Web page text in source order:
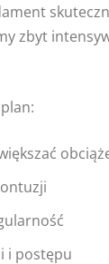
zbyt
i postępu